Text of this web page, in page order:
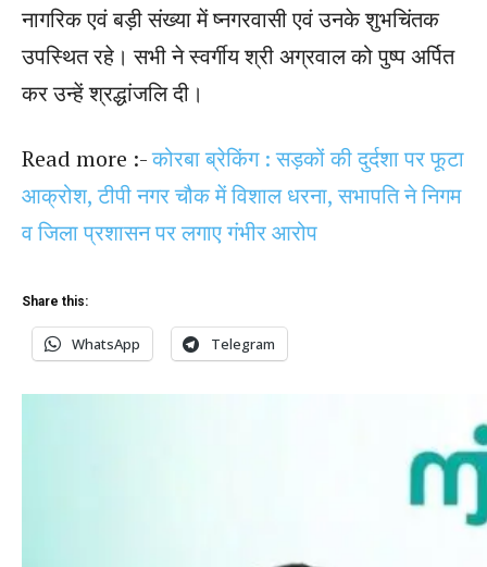
नागरिक एवं बड़ी संख्या में ष्नगरवासी एवं उनके शुभचिंतक
उपस्थित रहे। सभी ने स्वर्गीय श्री अग्रवाल को पुष्प अर्पित
कर उन्हें श्रद्धांजलि दी।
Read more :-कोरबा ब्रेकिंग : सड़कों की दुर्दशा पर फूटा
आक्रोश, टीपी नगर चौक में विशाल धरना, सभापति ने निगम
व जिला प्रशासन पर लगाए गंभीर आरोप
Share this:
WhatsApp Telegram